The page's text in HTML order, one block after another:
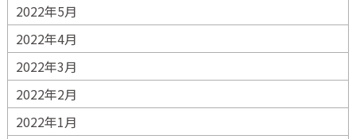
2022年5月
2022年4月
2022年3月
2022年2月
2022年1月